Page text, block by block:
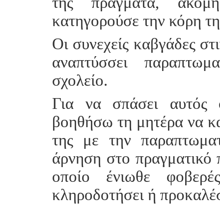
κατηγορούσε την κόρη
Οι συνεχείς καβγάδες
αναπτύσσει
σχολείο.
Για να σπάσει
βοηθήσω τη μητέρα να
της με την
άρνηση στο πραγματικό
οποίο ένιωθε
κληροδοτήσει ή